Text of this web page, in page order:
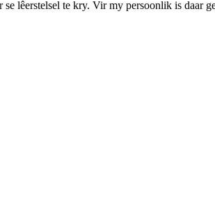
lêerstelsel te kry. Vir my persoonlik is daar